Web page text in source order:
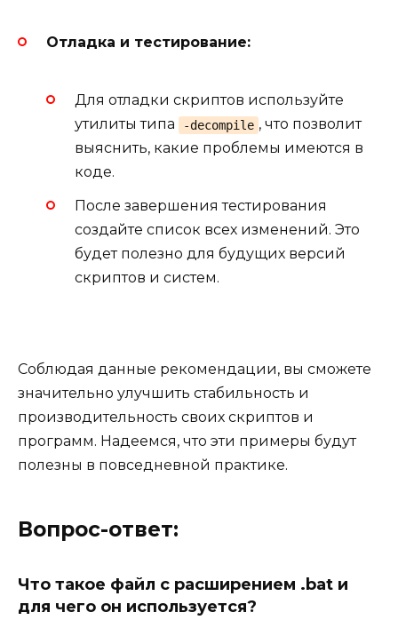
Отладка и тестирование:
Для отладки скриптов используйте
утилиты типа
-decompile , что позволит
выяснить, какие проблемы имеются в
коде.
После завершения тестирования
создайте список всех изменений. Это
будет полезно для будущих версий
скриптов и систем.
Соблюдая данные рекомендации, вы сможете
значительно улучшить стабильность и
производительность своих скриптов и
программ. Надеемся, что эти примеры будут
полезны в повседневной практике.
Вопрос-ответ:
Что такое файл с расширением .bat и
для чего он используется?